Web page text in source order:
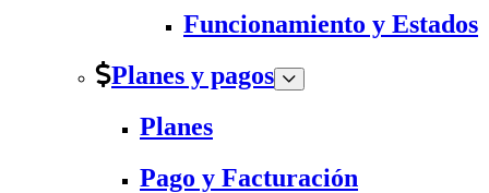
Funcionamiento y Estados
Planes y pagos
Planes
Pago y Facturación